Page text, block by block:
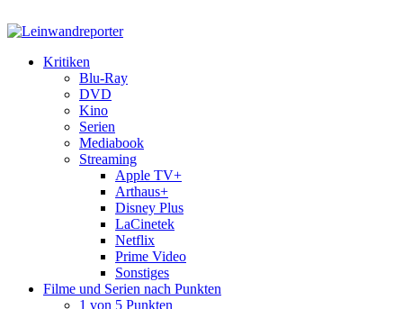
Kritiken
Blu-Ray
DVD
Kino
Serien
Mediabook
Streaming
Apple TV+
Arthaus+
Disney Plus
LaCinetek
Netflix
Prime Video
Sonstiges
Filme und Serien nach Punkten
1 von 5 Punkten